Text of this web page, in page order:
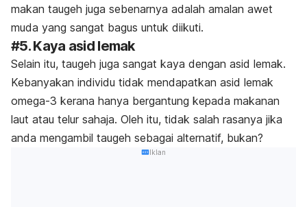
makan taugeh juga sebenarnya adalah amalan awet
muda yang sangat bagus untuk diikuti.
#5. Kaya asid lemak
Selain itu, taugeh juga sangat kaya dengan asid lemak.
Kebanyakan individu tidak mendapatkan asid lemak
omega-3 kerana hanya bergantung kepada makanan
laut atau telur sahaja. Oleh itu, tidak salah rasanya jika
anda mengambil taugeh sebagai alternatif, bukan?
Iklan